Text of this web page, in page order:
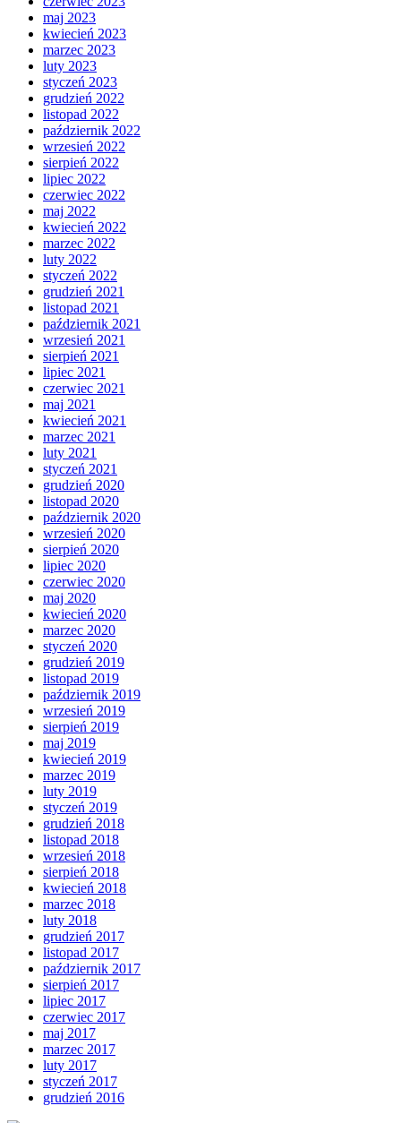
maj 2023
kwiecień 2023
marzec 2023
luty 2023
styczeń 2023
grudzień 2022
listopad 2022
październik 2022
wrzesień 2022
sierpień 2022
lipiec 2022
czerwiec 2022
maj 2022
kwiecień 2022
marzec 2022
luty 2022
styczeń 2022
grudzień 2021
listopad 2021
październik 2021
wrzesień 2021
sierpień 2021
lipiec 2021
czerwiec 2021
maj 2021
kwiecień 2021
marzec 2021
luty 2021
styczeń 2021
grudzień 2020
listopad 2020
październik 2020
wrzesień 2020
sierpień 2020
lipiec 2020
czerwiec 2020
maj 2020
kwiecień 2020
marzec 2020
styczeń 2020
grudzień 2019
listopad 2019
październik 2019
wrzesień 2019
sierpień 2019
maj 2019
kwiecień 2019
marzec 2019
luty 2019
styczeń 2019
grudzień 2018
listopad 2018
wrzesień 2018
sierpień 2018
kwiecień 2018
marzec 2018
luty 2018
grudzień 2017
listopad 2017
październik 2017
sierpień 2017
lipiec 2017
czerwiec 2017
maj 2017
marzec 2017
luty 2017
styczeń 2017
grudzień 2016